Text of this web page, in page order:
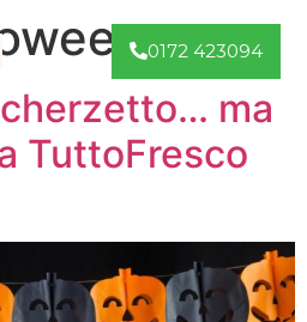
0172 423094
ma
TuttoFresco